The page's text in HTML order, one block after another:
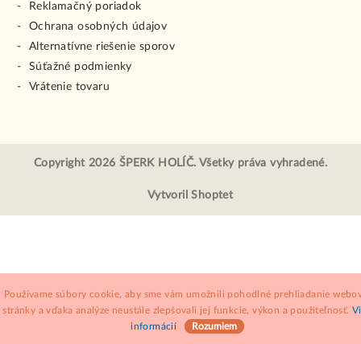
Používame súbory cookie, aby sme vám umožnili pohodlné prehliadanie
stránky a vďaka analýze neustále zlepšovali jej funkcie, výkon a použiteľnosť.
informácií
Rozumiem
Reklamačný poriadok
Ochrana osobných údajov
Alternatívne riešenie sporov
Súťažné podmienky
Vrátenie tovaru
Copyright 2026 ŠPERK HOLÍČ. Všetky práva vyhradené.
Vytvoril Shoptet